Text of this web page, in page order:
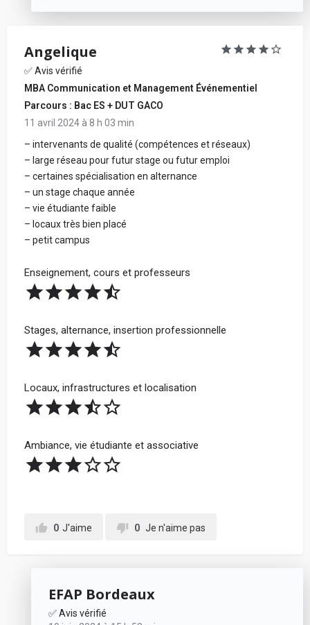
Angelique
✅ Avis vérifié
MBA Communication et Management Événementiel
Parcours : Bac ES + DUT GACO
11 avril 2024 à 8 h 03 min
– intervenants de qualité (compétences et réseaux)
– large réseau pour futur stage ou futur emploi
– certaines spécialisation en alternance
– un stage chaque année
– vie étudiante faible
– locaux très bien placé
– petit campus
Enseignement, cours et professeurs
Stages, alternance, insertion professionnelle
Locaux, infrastructures et localisation
Ambiance, vie étudiante et associative
0 J'aime 0 Je n'aime pas
EFAP Bordeaux
✅ Avis vérifié